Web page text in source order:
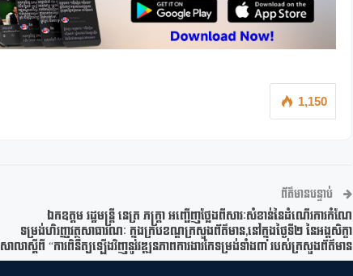
1,150
ព័ត៌មានបន្ទាប់
ឯកឧត្តម រដ្ឋមន្ត្រី នេត្រ ភក្ត្រា អញ្ជើញថ្លែងពីសារៈសំខាន់នៃដំណើរការកំណែ
ទម្រង់ហិរញ្ញវត្ថុសាធារណៈ ក្នុងក្របខណ្ឌក្រសួងព័ត៌មាន,នៅក្នុងថ្ងៃទី២ នៃអង្គសិក្ខា
សាលាស្តីពី “ការពិនិត្យឡើងវិញនូវវឌ្ឍនភាពការងារកែទម្រង់ទាំង៣ របស់ក្រសួងព័ត៌មាន